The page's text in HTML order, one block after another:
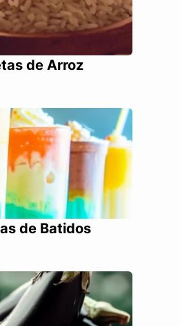
de Arroz
de Batidos